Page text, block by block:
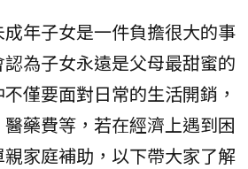
年子女是一件負擔很大的事
為子女永遠是父母最甜蜜的
僅要面對日常的生活開銷，
藥費等，若在經濟上遇到困
家庭補助，以下帶大家了解